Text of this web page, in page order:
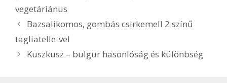
vegetáriánus
Bejegyzés
navigáció
Bazsalikomos, gombás csirkemell 2 színű
tagliatelle-vel
Kuszkusz – bulgur hasonlóság és különbség